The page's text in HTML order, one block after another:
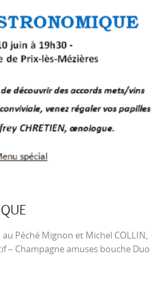
au Péché Mignon et Michel COLLIN,
Champagne amuses bouche Duo